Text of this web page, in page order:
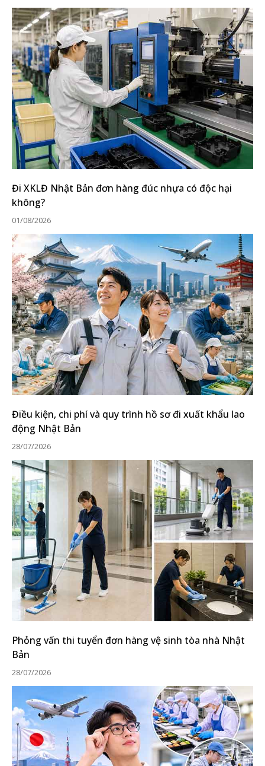
Đi XKLĐ Nhật Bản đơn hàng đúc nhựa có độc hại
không?
01/08/2026
Điều kiện, chi phí và quy trình hồ sơ đi xuất khẩu lao
động Nhật Bản
28/07/2026
Phỏng vấn thi tuyển đơn hàng vệ sinh tòa nhà Nhật
Bản
28/07/2026